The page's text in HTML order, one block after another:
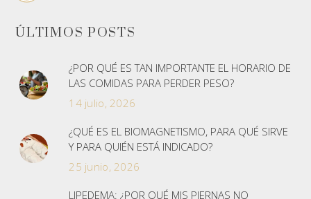
ÚLTIMOS POSTS
¿POR QUÉ ES TAN IMPORTANTE EL HORARIO DE
LAS COMIDAS PARA PERDER PESO?
14 julio, 2026
¿QUÉ ES EL BIOMAGNETISMO, PARA QUÉ SIRVE
Y PARA QUIÉN ESTÁ INDICADO?
25 junio, 2026
LIPEDEMA: ¿POR QUÉ MIS PIERNAS NO